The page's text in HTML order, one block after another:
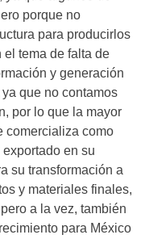
porque no
para producirlos
tema de falta de
y generación
que no contamos
por lo que la mayor
comercializa como
en su
su transformación a
y materiales finales,
a la vez, también
para México